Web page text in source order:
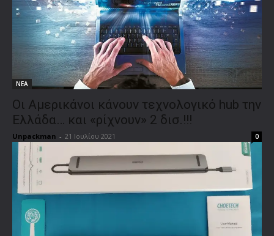
ΝΕΑ
Oι Αμερικάνοι κάνουν τεχνολογικό hub την
Ελλάδα… και «ρίχνουν» 2 δισ.!!!
Unpackman - 21 Ιουλίου 2021 0